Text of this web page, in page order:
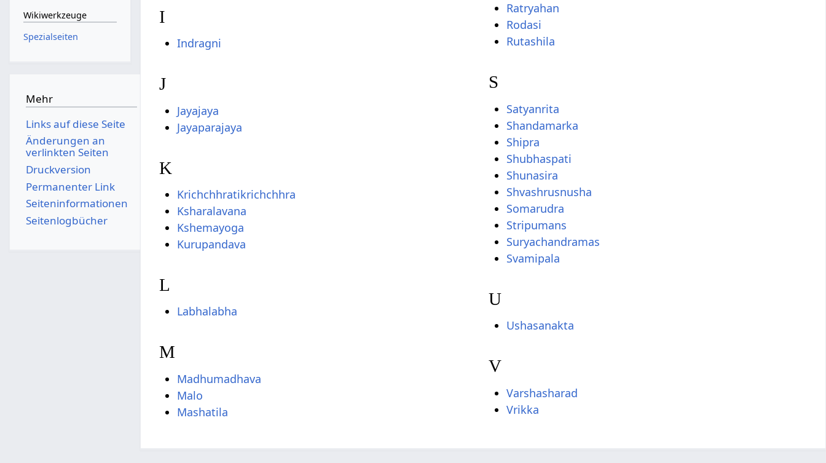
I
Indragni
J
Jayajaya
Jayaparajaya
K
Krichchhratikrichchhra
Ksharalavana
Kshemayoga
Kurupandava
L
Labhalabha
M
Madhumadhava
Malo
Mashatila
Ratryahan
Rodasi
Rutashila
S
Satyanrita
Shandamarka
Shipra
Shubhaspati
Shunasira
Shvashrusnusha
Somarudra
Stripumans
Suryachandramas
Svamipala
U
Ushasanakta
V
Varshasharad
Vrikka
Wikiwerkzeuge
Spezialseiten
Mehr
Links auf diese Seite
Änderungen an
verlinkten Seiten
Druckversion
Permanenter Link
Seiten­­informationen
Seitenlogbücher